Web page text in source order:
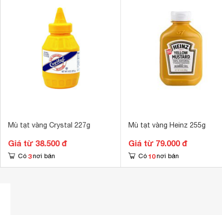
Mù tạt vàng Crystal 227g
Giá từ 38.500 đ
Có 3 nơi bán
Mù tạt vàng Heinz 255g
Giá từ 79.000 đ
Có 10 nơi bán